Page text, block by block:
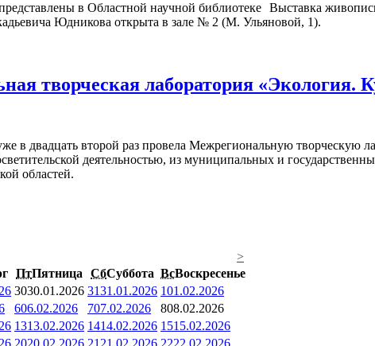
Выставка
Юдникова открыта в зале № 2 (М. Ульяновой, 1).
творческая лаборатория «Экология.
в двадцать второй раз провела Межрегиональную творческую
деятельностью, из муниципальных и
областей.
>
ПтПятница СбСуббота ВсВоскресенье
3030.01.2026 3131.01.2026 101.02.2026
606.02.2026 707.02.2026 808.02.2026
1313.02.2026 1414.02.2026 1515.02.2026
2020.02.2026 21 21.02.2026 2222.02.2026